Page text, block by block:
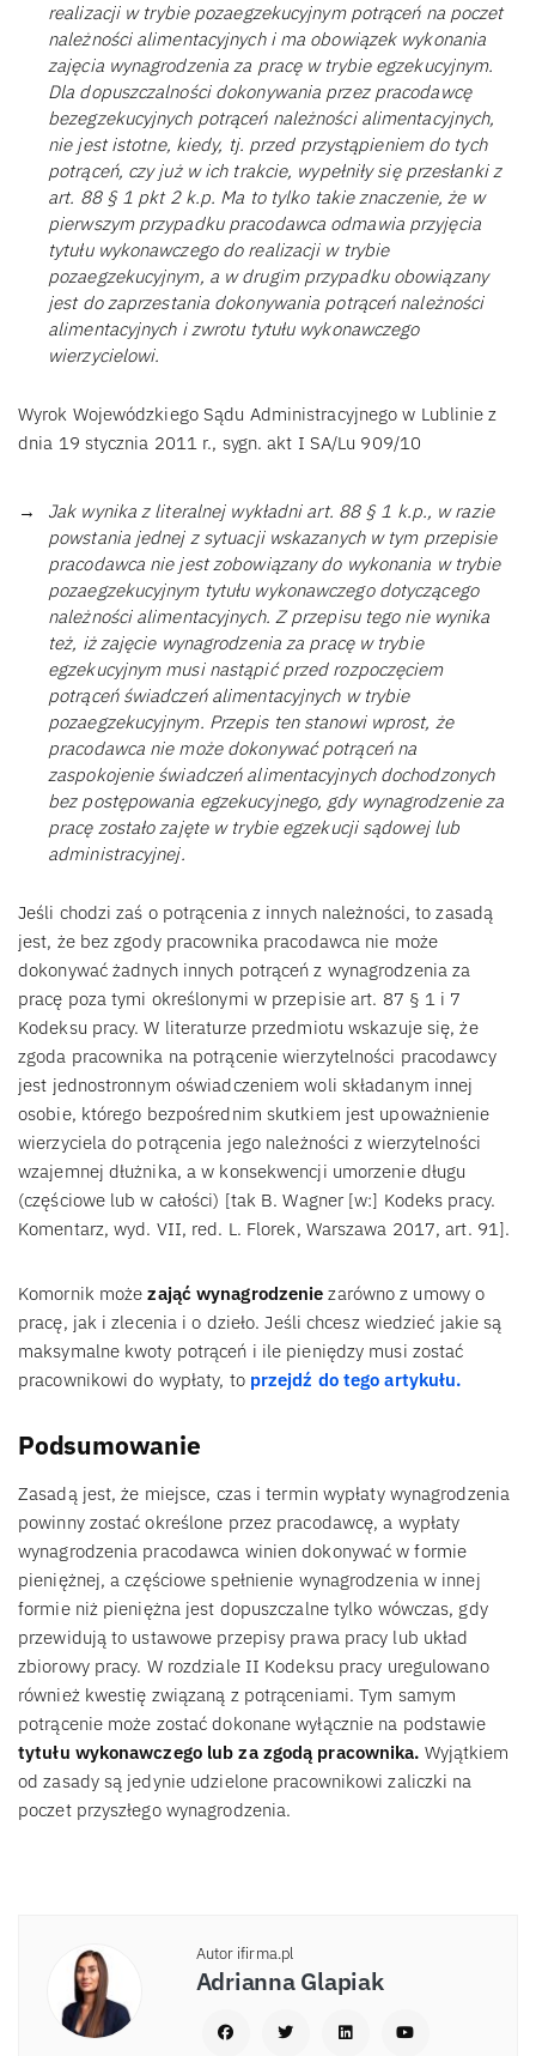
realizacji w trybie pozaegzekucyjnym potrąceń na poczet
należności alimentacyjnych i ma obowiązek wykonania
zajęcia wynagrodzenia za pracę w trybie egzekucyjnym.
Dla dopuszczalności dokonywania przez pracodawcę
bezegzekucyjnych potrąceń należności alimentacyjnych,
nie jest istotne, kiedy, tj. przed przystąpieniem do tych
potrąceń, czy już w ich trakcie, wypełniły się przesłanki z
art. 88 § 1 pkt 2 k.p. Ma to tylko takie znaczenie, że w
pierwszym przypadku pracodawca odmawia przyjęcia
tytułu wykonawczego do realizacji w trybie
pozaegzekucyjnym, a w drugim przypadku obowiązany
jest do zaprzestania dokonywania potrąceń należności
alimentacyjnych i zwrotu tytułu wykonawczego
wierzycielowi.
Wyrok Wojewódzkiego Sądu Administracyjnego w Lublinie z
dnia 19 stycznia 2011 r., sygn. akt I SA/Lu 909/10
Jak wynika z literalnej wykładni art. 88 § 1 k.p., w razie
powstania jednej z sytuacji wskazanych w tym przepisie
pracodawca nie jest zobowiązany do wykonania w trybie
pozaegzekucyjnym tytułu wykonawczego dotyczącego
należności alimentacyjnych. Z przepisu tego nie wynika
też, iż zajęcie wynagrodzenia za pracę w trybie
egzekucyjnym musi nastąpić przed rozpoczęciem
potrąceń świadczeń alimentacyjnych w trybie
pozaegzekucyjnym. Przepis ten stanowi wprost, że
pracodawca nie może dokonywać potrąceń na
zaspokojenie świadczeń alimentacyjnych dochodzonych
bez postępowania egzekucyjnego, gdy wynagrodzenie za
pracę zostało zajęte w trybie egzekucji sądowej lub
administracyjnej.
Jeśli chodzi zaś o potrącenia z innych należności, to zasadą
jest, że bez zgody pracownika pracodawca nie może
dokonywać żadnych innych potrąceń z wynagrodzenia za
pracę poza tymi określonymi w przepisie art. 87 § 1 i 7
Kodeksu pracy. W literaturze przedmiotu wskazuje się, że
zgoda pracownika na potrącenie wierzytelności pracodawcy
jest jednostronnym oświadczeniem woli składanym innej
osobie, którego bezpośrednim skutkiem jest upoważnienie
wierzyciela do potrącenia jego należności z wierzytelności
wzajemnej dłużnika, a w konsekwencji umorzenie długu
(częściowe lub w całości) [tak B. Wagner [w:] Kodeks pracy.
Komentarz, wyd. VII, red. L. Florek, Warszawa 2017, art. 91].
Komornik możezająć wynagrodzenie zarówno z umowy o
pracę, jak i zlecenia i o dzieło. Jeśli chcesz wiedzieć jakie są
maksymalne kwoty potrąceń i ile pieniędzy musi zostać
pracownikowi do wypłaty, to przejdź do tego artykułu.
Podsumowanie
Zasadą jest, że miejsce, czas i termin wypłaty wynagrodzenia
powinny zostać określone przez pracodawcę, a wypłaty
wynagrodzenia pracodawca winien dokonywać w formie
pieniężnej, a częściowe spełnienie wynagrodzenia w innej
formie niż pieniężna jest dopuszczalne tylko wówczas, gdy
przewidują to ustawowe przepisy prawa pracy lub układ
zbiorowy pracy. W rozdziale II Kodeksu pracy uregulowano
również kwestię związaną z potrąceniami. Tym samym
potrącenie może zostać dokonane wyłącznie na podstawie
tytułu wykonawczego lub za zgodą pracownika. Wyjątkiem
od zasady są jedynie udzielone pracownikowi zaliczki na
poczet przyszłego wynagrodzenia.
Autor ifirma.pl
Adrianna Glapiak